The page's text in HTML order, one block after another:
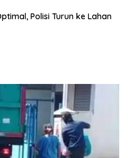
Polisi Turun ke Lahan